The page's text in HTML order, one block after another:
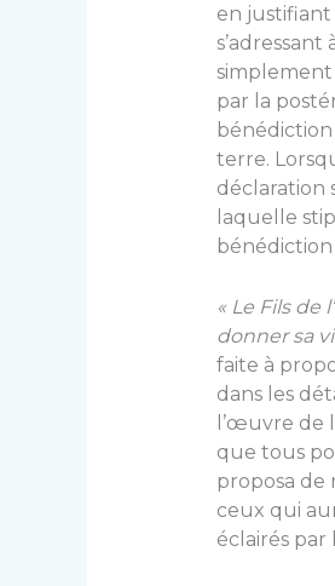
en
simplement
par la
terre.
déclaration
laquelle
« Le Fils de
donner sa
faite à
dans les
l’œuvre de
que tous
proposa de
ceux qui
éclairés par